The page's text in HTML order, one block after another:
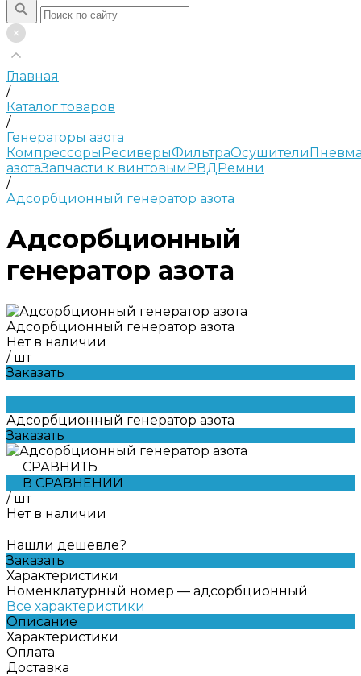
Главная
/
Каталог товаров
/
Генераторы азота
КомпрессорыРесиверыФильтраОсушители
азотаЗапчасти к винтовымРВДРемни
/
Адсорбционный генератор азота
Адсорбционный
генератор азота
Адсорбционный генератор азота
Нет в наличии
/ шт
Заказать
Адсорбционный генератор азота
Заказать
СРАВНИТЬ
В СРАВНЕНИИ
/ шт
Нет в наличии
Нашли дешевле?
Заказать
Характеристики
Номенклатурный номер — адсорбционный
Все характеристики
Описание
Характеристики
Оплата
Доставка